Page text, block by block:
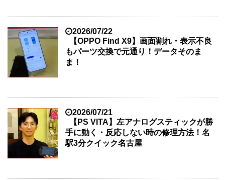
2026/07/22
【OPPO Find X9】画面割れ・表示不良
もパーツ交換で元通り！データそのま
ま！
2026/07/21
【PS VITA】左アナログスティックが勝
手に動く・反応しない時の修理方法！名
駅3分クイック名古屋